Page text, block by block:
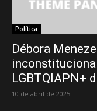
Política
Débora
LGBTQIAPN+
10 de abril de 2025